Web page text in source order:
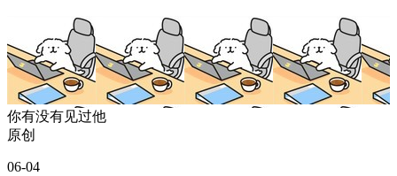
你有没有见过他
原创
06-04